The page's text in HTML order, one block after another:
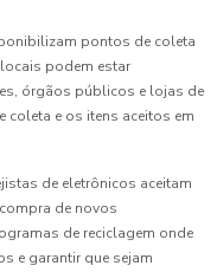
pontos de coleta
podem estar
órgãos públicos e lojas de
coleta e os itens aceitos em
de eletrônicos aceitam
de novos
de reciclagem onde
e garantir que sejam